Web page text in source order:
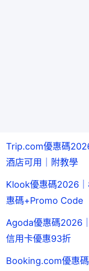
Trip.com優惠碼
酒店可用｜附教學
Klook優惠碼2026
惠碼+Promo Code
Agoda優惠碼2026
信用卡優惠93折
Booking.com優惠